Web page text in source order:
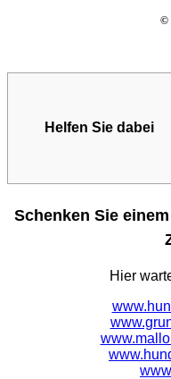
©
Helfen Sie dabei
Schenken Sie
Hier